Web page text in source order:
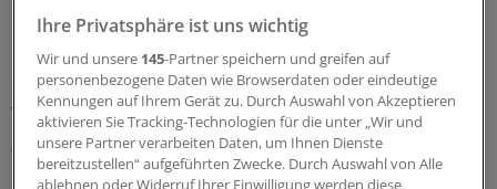
Mit dem GKV-Spargesetz wurden auch die Regeln für die
Cannabistherapie auf Kasse verschärft. KBV und
Krankenkassen stellen nun klar, wie mit dem
sechsmonatigen Therapieversuch zu verfahren ist. Und
welche Ausnahmen gelten.
06.08.2026
Ihre Privatsphäre ist uns wichtig
Wir und unsere 145-Partner speichern und greifen auf
personenbezogene Daten wie Browserdaten oder eindeutige
Kennungen auf Ihrem Gerät zu. Durch Auswahl von Akzeptieren
aktivieren Sie Tracking-Technologien für die unter „Wir und
unsere Partner verarbeiten Daten, um Ihnen Dienste
bereitzustellen“ aufgeführten Zwecke. Durch Auswahl von Alle
ablehnen oder Widerruf Ihrer Einwilligung werden diese